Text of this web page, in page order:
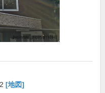
[地図]